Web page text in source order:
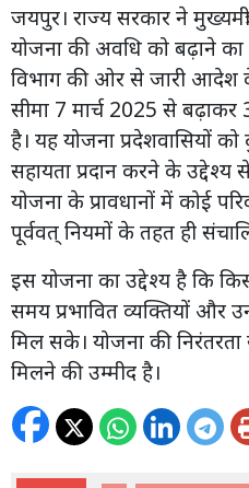
जयपुर। राज्य सरकार ने
योजना की अवधि को बढ़ाने का
विभाग की ओर से जारी आदेश
सीमा 7 मार्च 2025 से
है। यह योजना प्रदेशवासियों
सहायता प्रदान करने के उद्देश्य
योजना के प्रावधानों में कोई
पूर्ववत् नियमों के तहत ही
इस योजना का उद्देश्य है कि
समय प्रभावित व्यक्तियों और
मिल सके। योजना की निरंतरता
मिलने की उम्मीद है।